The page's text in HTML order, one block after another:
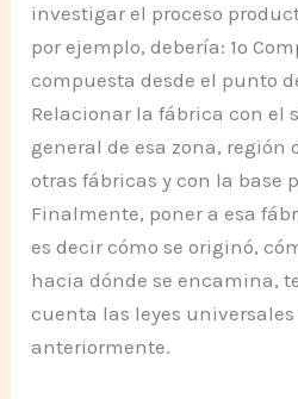
investigar el proceso
por ejemplo, debería: 1º
compuesta desde el punto
Relacionar la fábrica con el
general de esa zona, región
otras fábricas y con la base
Finalmente, poner a esa
es decir cómo se originó,
hacia dónde se encamina,
cuenta las leyes
anteriormente.